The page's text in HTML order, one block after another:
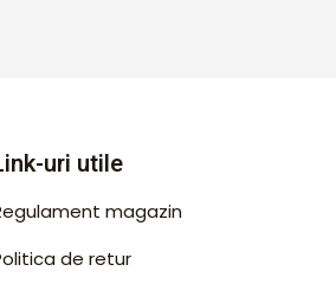
uri utile
magazin
de retur